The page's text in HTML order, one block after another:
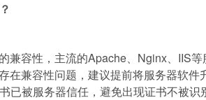
兼容性，主流的Apache、Nginx、IIS等
在兼容性问题，建议提前将服务器软件
被服务器信任，避免出现证书不被识